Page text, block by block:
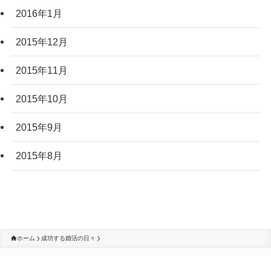
2016年1月
2015年12月
2015年11月
2015年10月
2015年9月
2015年8月
ホーム 成功する婚活の日々